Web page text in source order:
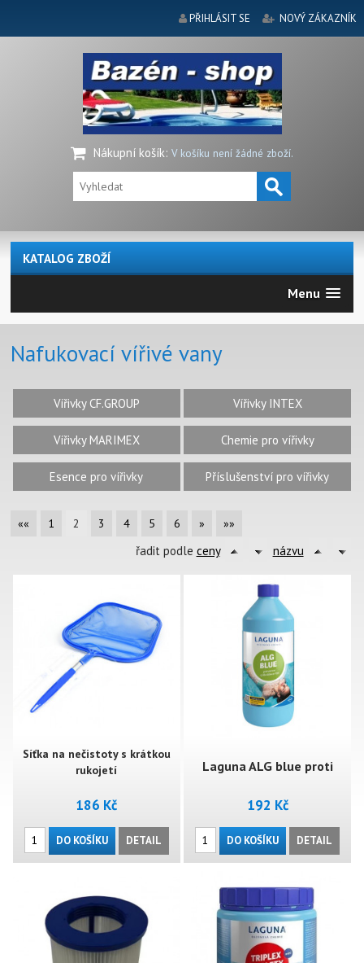
PŘIHLÁSIT SE NOVÝ ZÁKAZNÍK
Nákupní košík: V košíku není žádné zboží.
KATALOG ZBOŽÍ
Menu
Nafukovací vířivé vany
Vířivky CF.GROUP Vířivky INTEX
Vířivky MARIMEX Chemie pro vířivky
Esence pro vířivky Příslušenství pro vířivky
«« 1 2 3 4 5 6 » »»
řadit podle ceny názvu
Síťka na nečistoty s krátkou
rukojetí
186 Kč
DO KOŠÍKU DETAIL
Laguna ALG blue proti
řasám 0,5l
192 Kč
DO KOŠÍKU DETAIL